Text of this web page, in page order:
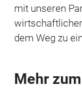
mit unseren
dem Weg zu
Mehr